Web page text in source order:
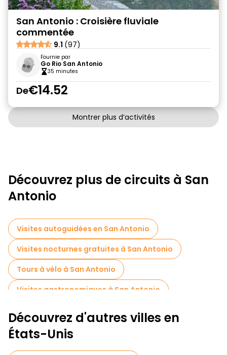
San Antonio : Croisière fluviale
commentée
9.1 (97)
Fournie par
Go Rio San Antonio
35 minutes
De€14.52
Montrer plus d’activités
Découvrez plus de circuits à San
Antonio
Visites autoguidées en San Antonio
Visites nocturnes gratuites à San Antonio
Tours à vélo à San Antonio
Visites gastronomiques à San Antonio
Découvrez d'autres villes en
États-Unis